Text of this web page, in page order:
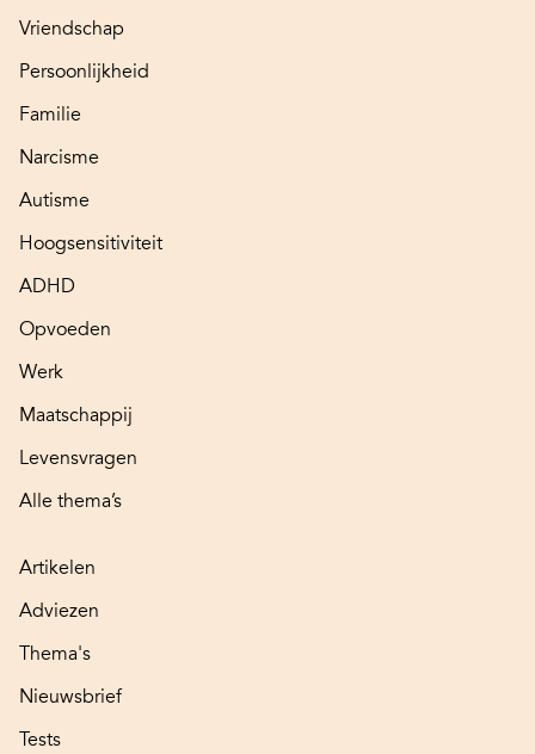
Vriendschap
Persoonlijkheid
Familie
Narcisme
Autisme
Hoogsensitiviteit
ADHD
Opvoeden
Werk
Maatschappij
Levensvragen
Alle thema’s
Artikelen
Adviezen
Thema's
Nieuwsbrief
Tests